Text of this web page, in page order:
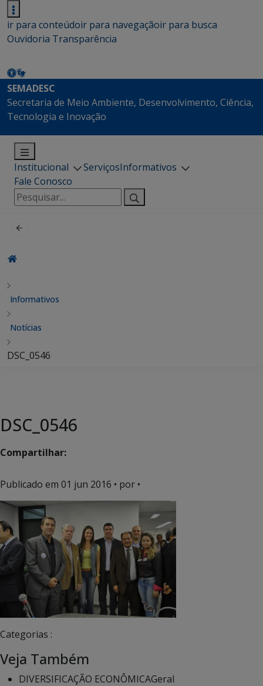
ir para conteúdoir para navegaçãoir para busca
Ouvidoria Transparência
SEMADESC
Secretaria de Meio Ambiente, Desenvolvimento, Ciência,
Tecnologia e Inovação
Institucional ServiçosInformativos
Fale Conosco
Pesquisar
por:
Informativos
Notícias
DSC_0546
DSC_0546
Compartilhar:
Publicado em 01 jun 2016 • por •
Categorias :
Veja Também
DIVERSIFICAÇÃO ECONÔMICAGeral